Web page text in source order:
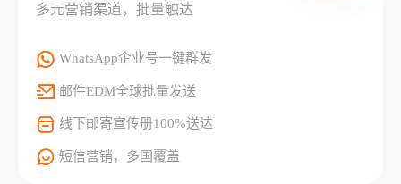
多元营销渠道，批量触达
WhatsApp企业号一键群发
邮件EDM全球批量发送
线下邮寄宣传册100%送达
短信营销，多国覆盖